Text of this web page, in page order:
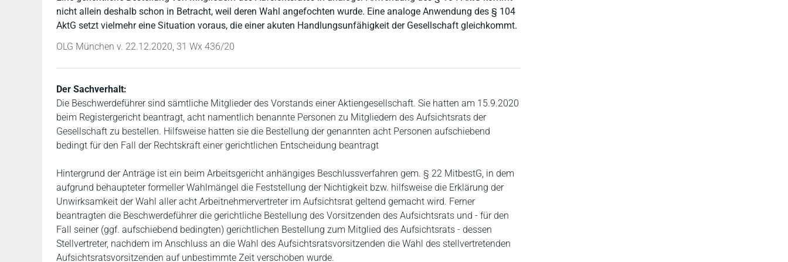
nicht allein deshalb schon in Betracht, weil deren Wahl angefochten wurde. Eine analoge Anwendung des § 104
AktG setzt vielmehr eine Situation voraus, die einer akuten Handlungsunfähigkeit der Gesellschaft gleichkommt.
OLG München v. 22.12.2020, 31 Wx 436/20
Der Sachverhalt:
Die Beschwerdeführer sind sämtliche Mitglieder des Vorstands einer Aktiengesellschaft. Sie hatten am 15.9.2020
beim Registergericht beantragt, acht namentlich benannte Personen zu Mitgliedern des Aufsichtsrats der
Gesellschaft zu bestellen. Hilfsweise hatten sie die Bestellung der genannten acht Personen aufschiebend
bedingt für den Fall der Rechtskraft einer gerichtlichen Entscheidung beantragt
Hintergrund der Anträge ist ein beim Arbeitsgericht anhängiges Beschlussverfahren gem. § 22 MitbestG, in dem
aufgrund behaupteter formeller Wahlmängel die Feststellung der Nichtigkeit bzw. hilfsweise die Erklärung der
Unwirksamkeit der Wahl aller acht Arbeitnehmervertreter im Aufsichtsrat geltend gemacht wird. Ferner
beantragten die Beschwerdeführer die gerichtliche Bestellung des Vorsitzenden des Aufsichtsrats und - für den
Fall seiner (ggf. aufschiebend bedingten) gerichtlichen Bestellung zum Mitglied des Aufsichtsrats - dessen
Stellvertreter, nachdem im Anschluss an die Wahl des Aufsichtsratsvorsitzenden die Wahl des stellvertretenden
Aufsichtsratsvorsitzenden auf unbestimmte Zeit verschoben wurde.